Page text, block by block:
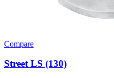
Compare
Street LS (130)